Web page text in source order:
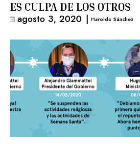
ES CULPA DE LOS OTROS
agosto 3, 2020 | Haroldo Sánchez